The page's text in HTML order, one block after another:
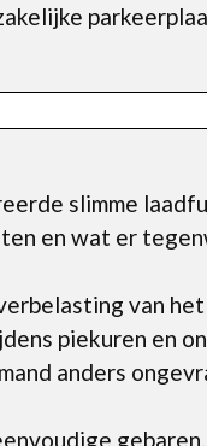
slimme
en wat er
van
piekuren en
anders
gebaren.